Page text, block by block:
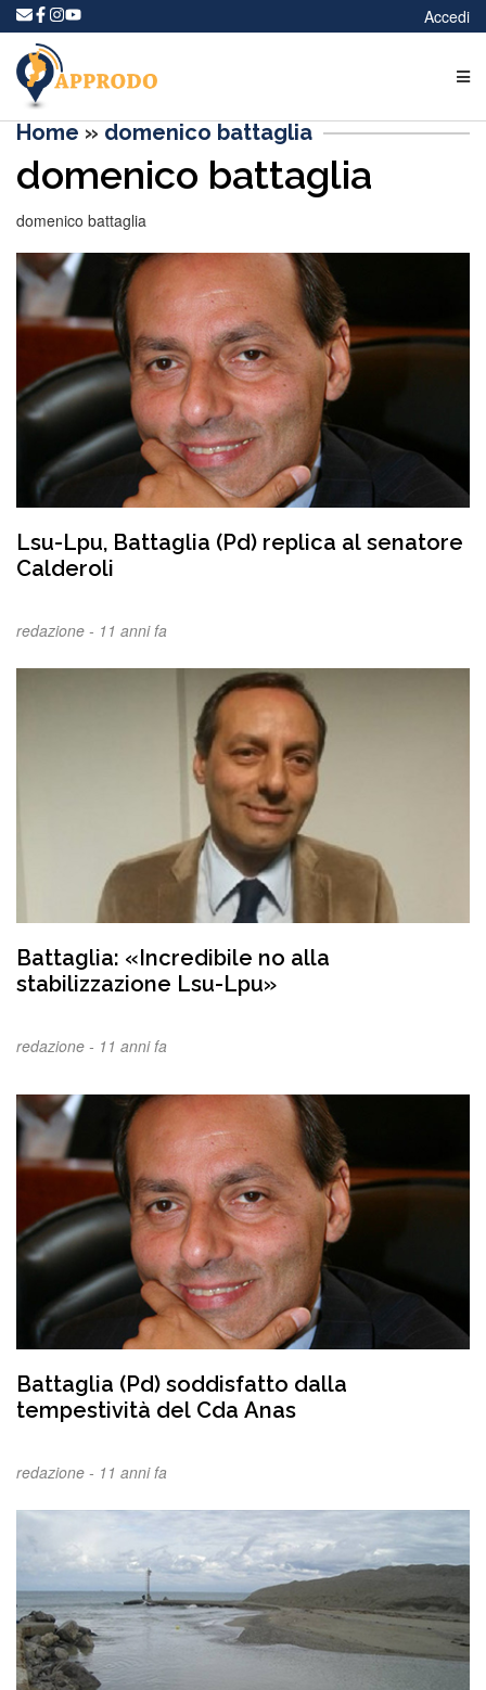
Accedi
Home » domenico battaglia
domenico battaglia
domenico battaglia
Lsu-Lpu, Battaglia (Pd) replica al senatore
Calderoli
redazione - 11 anni fa
Battaglia: «Incredibile no alla
stabilizzazione Lsu-Lpu»
redazione - 11 anni fa
Battaglia (Pd) soddisfatto dalla
tempestività del Cda Anas
redazione - 11 anni fa